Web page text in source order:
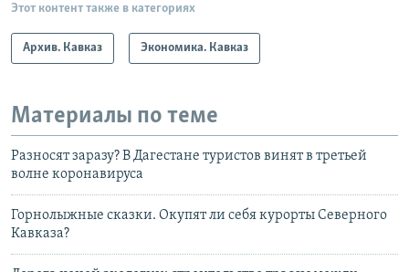
Этот контент также в категориях
Архив. Кавказ Экономика. Кавказ
Материалы по теме
Разносят заразу? В Дагестане туристов винят в третьей
волне коронавируса
Горнолыжные сказки. Окупят ли себя курорты Северного
Кавказа?